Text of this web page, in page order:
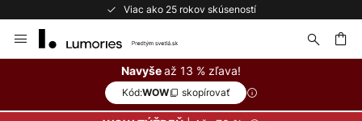
Viac ako 25 rokov skúseností
to
Navyšeaž 13 % zľava!
Kód:WOW skopírovať